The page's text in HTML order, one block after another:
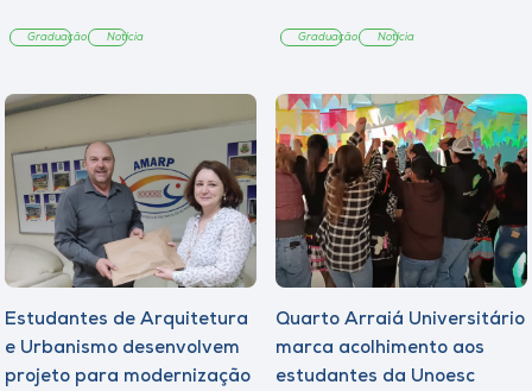
Graduação Notícia Graduação Notícia
Estudantes de Arquitetura
e Urbanismo desenvolvem
projeto para modernização
Quarto Arraiá Universitário
marca acolhimento aos
estudantes da Unoesc